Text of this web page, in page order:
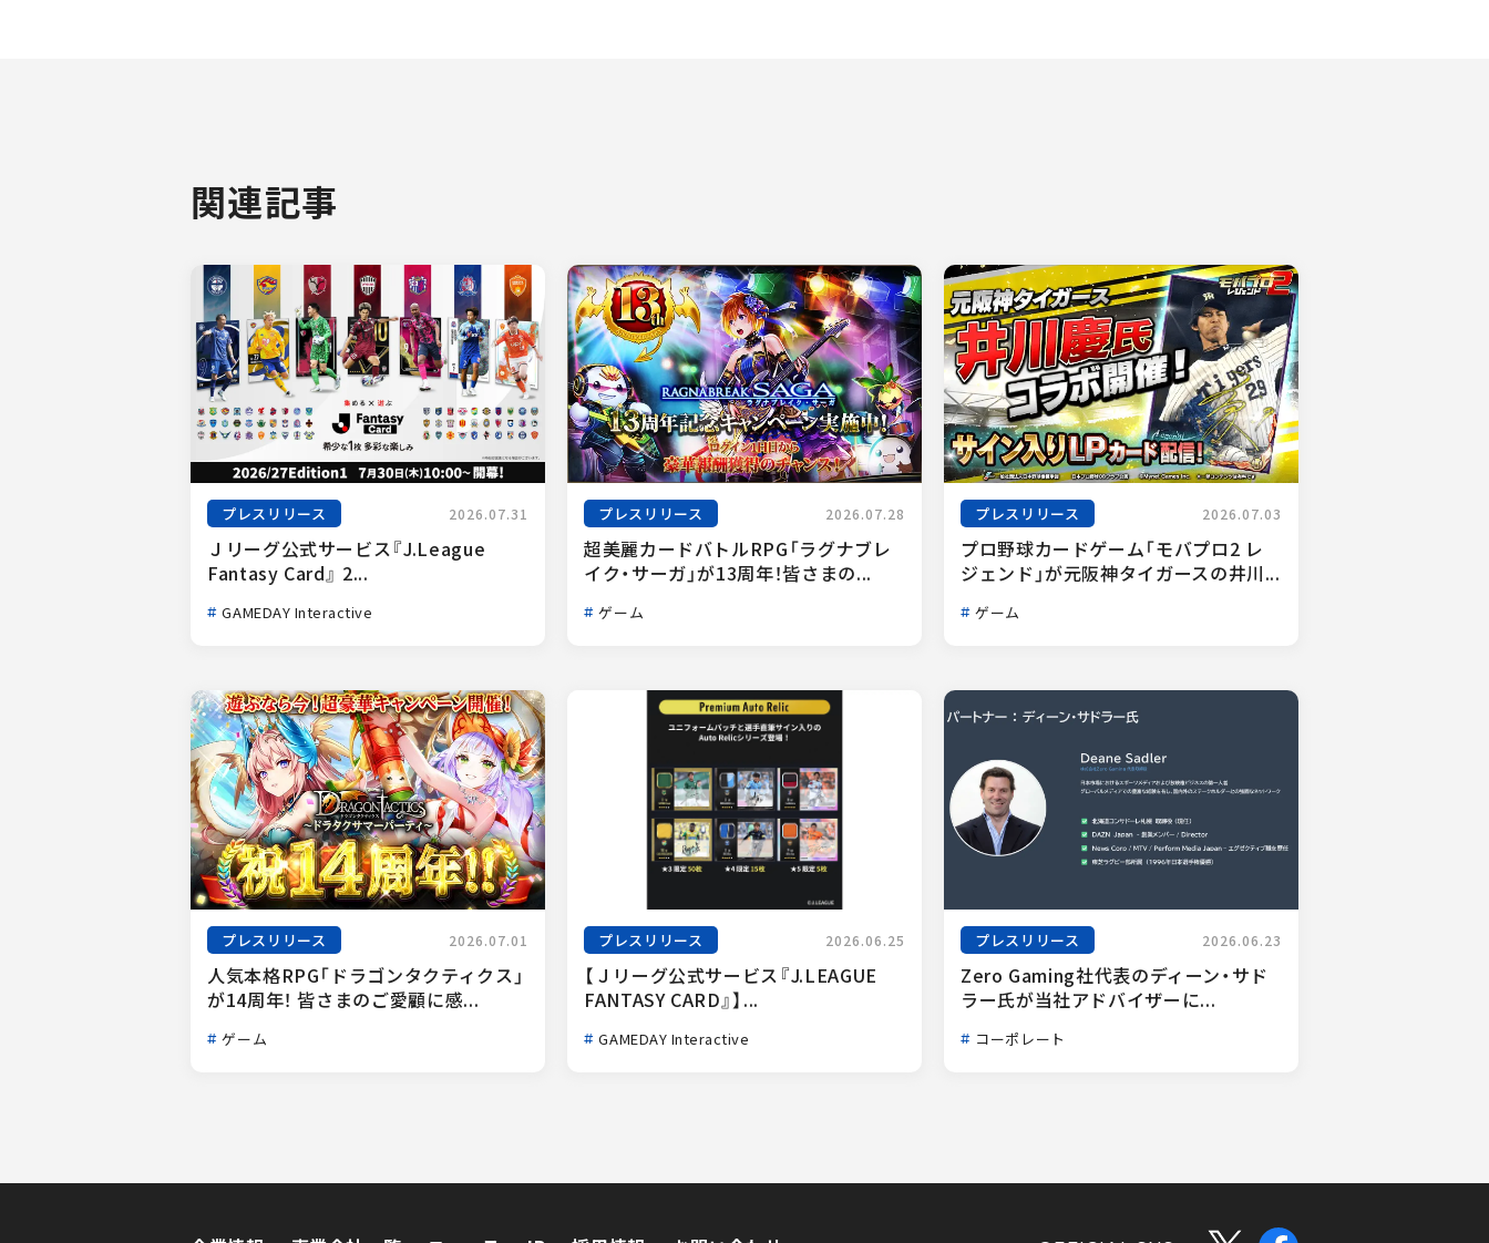
関連記事
プレスリリース 2026.07.31
Ｊリーグ公式サービス『J.League
Fantasy Card』 2...
GAMEDAY Interactive
プレスリリース 2026.07.28
超美麗カードバトルRPG「ラグナブレ
イク・サーガ」が13周年！皆さまの...
ゲーム
プレスリリース 2026.07.03
プロ野球カードゲーム「モバプロ2 レ
ジェンド」が元阪神タイガースの井川...
ゲーム
プレスリリース 2026.07.01
人気本格RPG「ドラゴンタクティクス」
が14周年！ 皆さまのご愛顧に感...
ゲーム
プレスリリース 2026.06.25
【Ｊリーグ公式サービス『J.LEAGUE
FANTASY CARD』】...
GAMEDAY Interactive
プレスリリース 2026.06.23
Zero Gaming社代表のディーン・サド
ラー氏が当社アドバイザーに...
コーポレート